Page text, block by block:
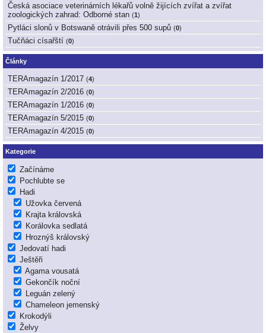
Česká asociace veterinárních lékařů volně žijících zvířat a zvířat
zoologických zahrad: Odborné stan (1)
Pytláci slonů v Botswaně otrávili přes 500 supů (0)
Tučňáci císařští (0)
Články
TERAmagazín 1/2017 (4)
TERAmagazín 2/2016 (0)
TERAmagazín 1/2016 (0)
TERAmagazín 5/2015 (0)
TERAmagazín 4/2015 (0)
Kategorie
Začínáme
Pochlubte se
Hadi
Užovka červená
Krajta královská
Korálovka sedlatá
Hroznýš královský
Jedovatí hadi
Ještěři
Agama vousatá
Gekončík noční
Leguán zelený
Chameleon jemenský
Krokodýli
Želvy